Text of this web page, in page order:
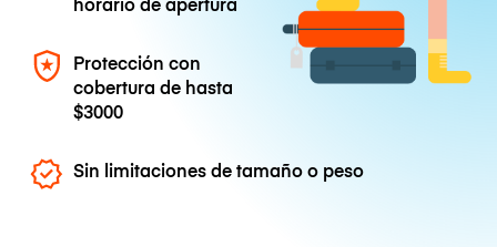
Protección con
cobertura de hasta
$3000
Sin limitaciones de tamaño o peso